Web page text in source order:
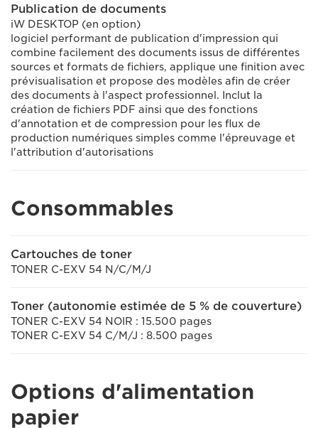
Publication de documents
iW DESKTOP (en option)
logiciel performant de publication d'impression qui
combine facilement des documents issus de différentes
sources et formats de fichiers, applique une finition avec
prévisualisation et propose des modèles afin de créer
des documents à l'aspect professionnel. Inclut la
création de fichiers PDF ainsi que des fonctions
d'annotation et de compression pour les flux de
production numériques simples comme l'épreuvage et
l'attribution d'autorisations
Consommables
Cartouches de toner
TONER C-EXV 54 N/C/M/J
Toner (autonomie estimée de 5 % de couverture)
TONER C-EXV 54 NOIR : 15.500 pages
TONER C-EXV 54 C/M/J : 8.500 pages
Options d'alimentation
papier